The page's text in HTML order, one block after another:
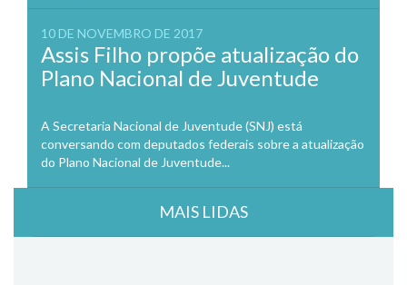
10 DE NOVEMBRO DE 2017
Assis Filho propõe atualização do
Plano Nacional de Juventude
A Secretaria Nacional de Juventude (SNJ) está
conversando com deputados federais sobre a atualização
do Plano Nacional de Juventude...
MAIS LIDAS